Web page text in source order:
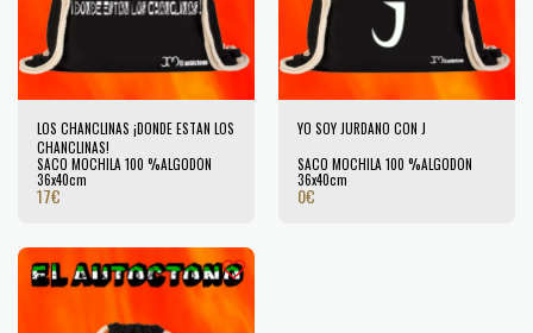
LOS CHANCLINAS ¡DONDE ESTAN LOS
CHANCLINAS!
SACO MOCHILA 100 %ALGODÓN
36x40cm
17€
YO SOY JURDANO CON J
SACO MOCHILA 100 %ALGODÓN
36x40cm
0€